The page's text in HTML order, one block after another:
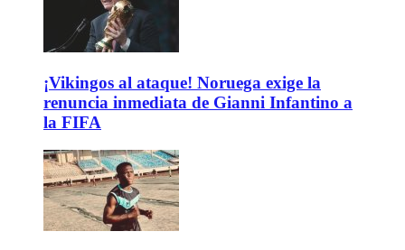
¡Vikingos al ataque! Noruega exige la
renuncia inmediata de Gianni Infantino a
la FIFA